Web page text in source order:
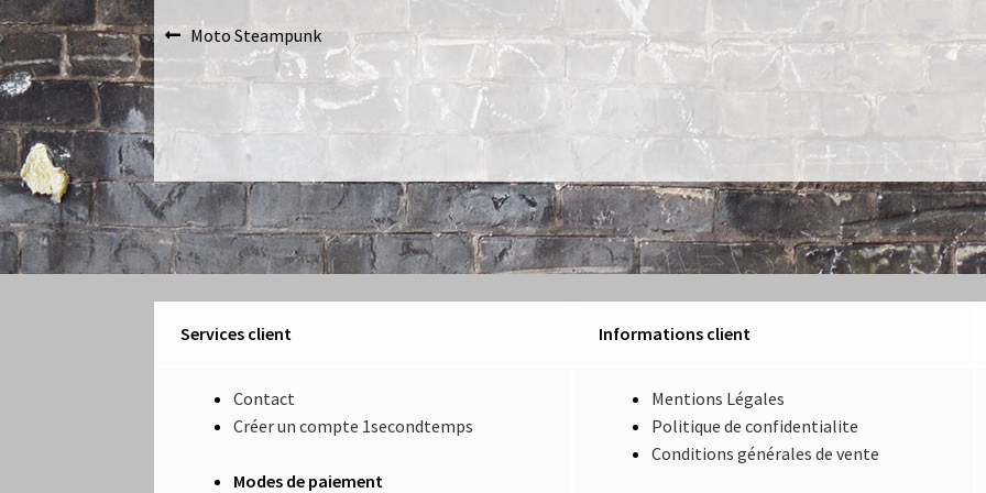
Navigation
de
l’article
Article
précédent :
Moto Steampunk
Services client Informations client
Contact
Créer un compte 1secondtemps
Modes de paiement
Mentions Légales
Politique de confidentialite
Conditions générales de vente